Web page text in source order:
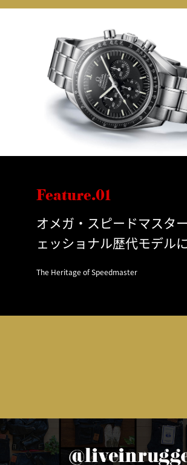
Feature.01
オメガ・スピードマスタ
ェッショナル歴代モデル
The Heritage of Speedmaster